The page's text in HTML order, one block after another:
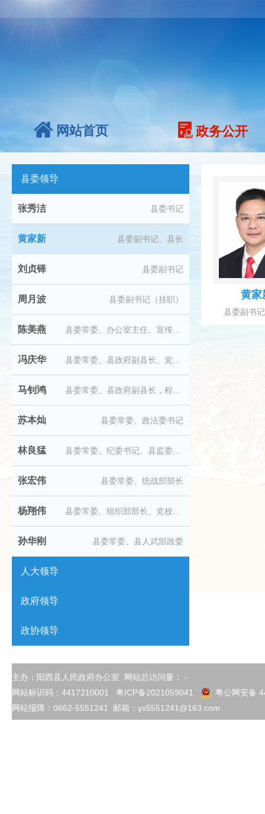
网站首页 政务公开
县委领导
张秀洁 县委书记
黄家新 县委副书记、县长
刘贞铎 县委副书记
周月波 县委副书记（挂职）
陈美燕
冯庆华
马钊鸿
苏本灿 县委常委、政法委书记
林良猛
张宏伟 县委常委、统战部部长
杨翔伟
孙华刚 县委常委、县人武部政委
人大领导
政府领导
政协领导
黄家
县委副书
主办：阳西县人民政府办公室 网站总访问量： -
网站标识码：4417210001 粤ICP备2021059041
粤公网安备
网站报障：0662-5551241 邮箱：yx5551241@163.com